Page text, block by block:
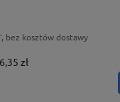
bez kosztów dostawy
6,35 zł